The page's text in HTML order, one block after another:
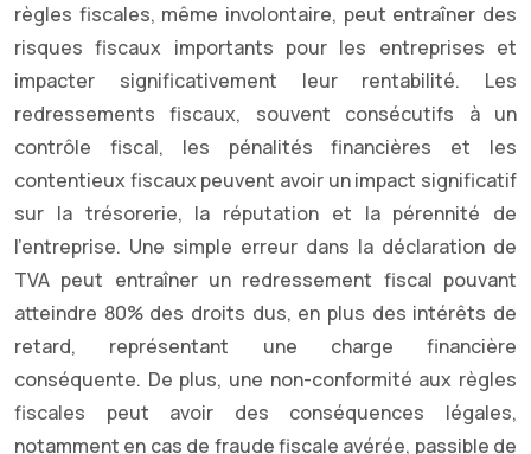
règles fiscales, même involontaire, peut entraîner des
risques fiscaux importants pour les entreprises et
impacter significativement leur rentabilité. Les
redressements fiscaux, souvent consécutifs à un
contrôle fiscal, les pénalités financières et les
contentieux fiscaux peuvent avoir un impact significatif
sur la trésorerie, la réputation et la pérennité de
l’entreprise. Une simple erreur dans la déclaration de
TVA peut entraîner un redressement fiscal pouvant
atteindre 80% des droits dus, en plus des intérêts de
retard, représentant une charge financière
conséquente. De plus, une non-conformité aux règles
fiscales peut avoir des conséquences légales,
notamment en cas de fraude fiscale avérée, passible de